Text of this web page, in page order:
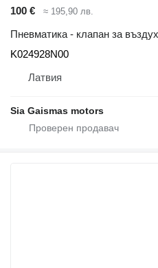
100 € ≈ 195,90 лв.
Пневматика - клапан за въздух
K024928N00
Латвия
Sia Gaismas motors